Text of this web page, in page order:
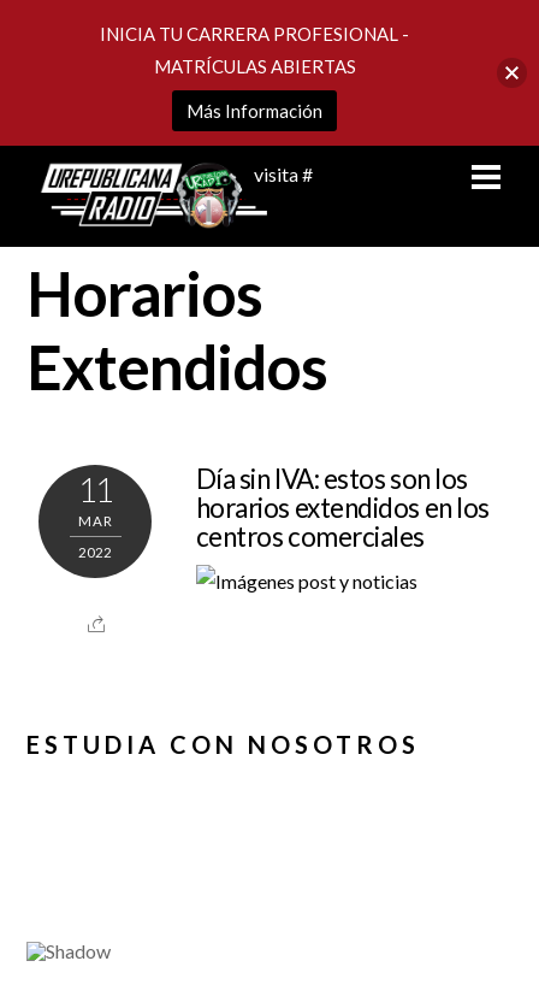
visita #
Horarios
Extendidos
11
MAR
2022
Día sin IVA: estos son los
horarios extendidos en los
centros comerciales
ESTUDIA CON NOSOTROS
INICIA TU CARRERA PROFESIONAL -
MATRÍCULAS ABIERTAS
Más Información